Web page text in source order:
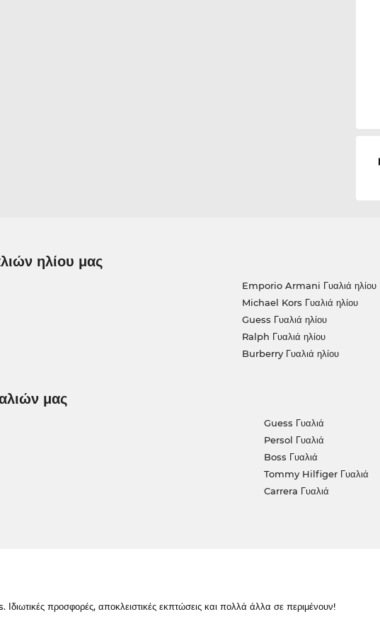
ηλίου μας
Emporio Armani Γυαλιά ηλίου
Michael Kors Γυαλιά ηλίου
Guess Γυαλιά ηλίου
Ralph Γυαλιά ηλίου
Burberry Γυαλιά ηλίου
μας
Guess Γυαλιά
Persol Γυαλιά
Boss Γυαλιά
Tommy Hilfiger Γυαλιά
Carrera Γυαλιά
προσφορές, αποκλειστικές εκπτώσεις και πολλά άλλα σε περιμένουν!